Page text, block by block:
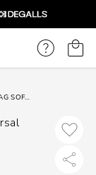
BOLSA TUBE BAG SOFT PRETA ALÇA TRANSVERSAL